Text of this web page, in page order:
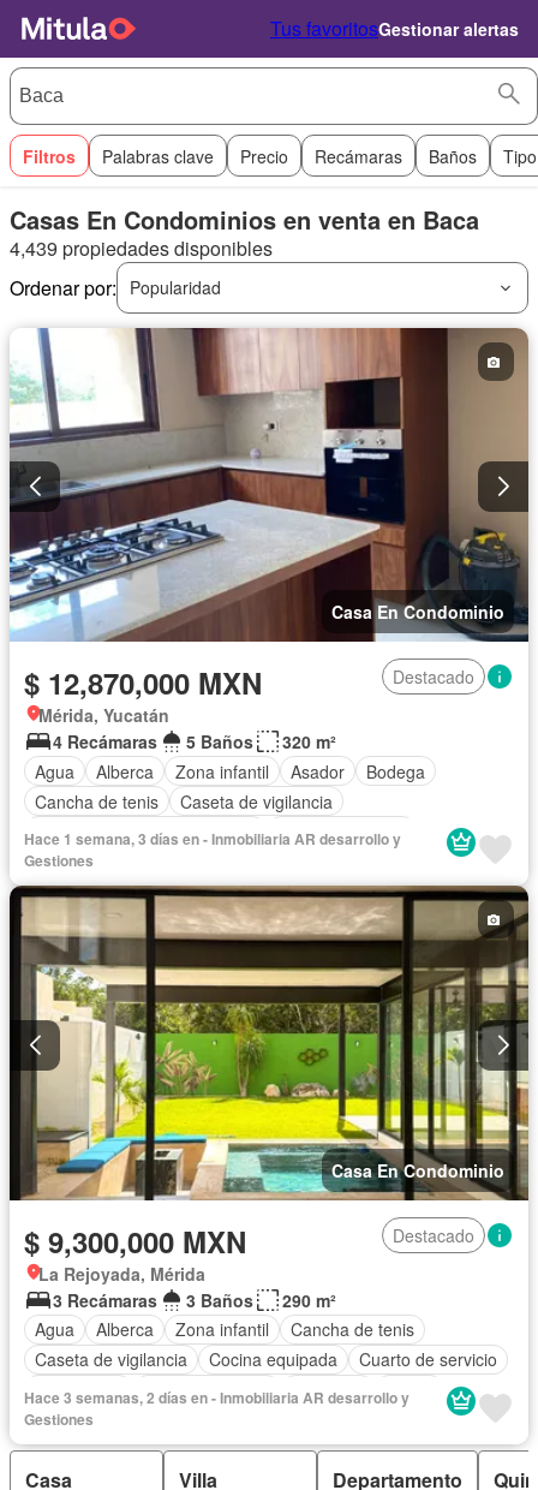
Tus favoritosGestionar alertas
Filtros Palabras clave Precio Recámaras Baños
Casas En Condominios en venta en Baca
4,439 propiedades disponibles
Ordenar por:
Popularidad
Casa En Condominio
$ 12,870,000 MXN
Destacado
Mérida, Yucatán
4 Recámaras
5 Baños
320 m²
Agua
Alberca Zona infantil Asador
Bodega
Cancha de tenis
Caseta de vigilancia
Circuito cerrado de televisión
Cocina equipada
Cuarto de Limpieza
Electricidad
Estacionamiento
Gimnasio
Jardín
Recámara con closet
Zonas verdes Sin amueblar
Hace 1 semana, 3 días en - Inmobiliaria AR desarrollo y
Gestiones
Casa En Condominio
$ 9,300,000 MXN
Destacado
La Rejoyada, Mérida
3 Recámaras
3 Baños
290 m²
Agua
Alberca Zona infantil
Cancha de tenis
Caseta de vigilancia
Cocina equipada
Cuarto de servicio
Electricidad
Estacionamiento Gimnasio
Jardín
Recámara con closet
Hace 3 semanas, 2 días en - Inmobiliaria AR desarrollo y
Gestiones
Casa Villa Departamento